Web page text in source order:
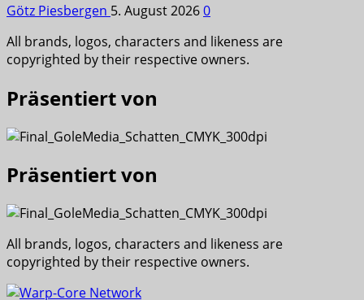
Götz Piesbergen 5. August 20260
All brands, logos, characters and likeness are
copyrighted by their respective owners.
Präsentiert von
Präsentiert von
All brands, logos, characters and likeness are
copyrighted by their respective owners.